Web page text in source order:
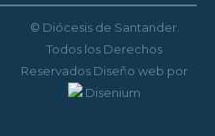
© Diócesis de Santander.
Todos los Derechos
Reservados Diseño web por
Disenium